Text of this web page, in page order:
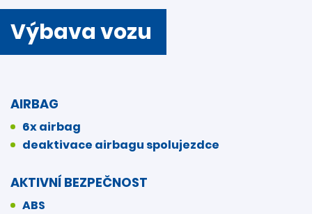
Výbava vozu
AIRBAG
6x airbag
deaktivace airbagu spolujezdce
AKTIVNÍ BEZPEČNOST
ABS